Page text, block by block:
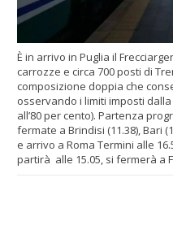
È in arrivo in Puglia il
carrozze e circa 700 posti di
composizione doppia che
osservando i limiti imposti
all’80 per cento). Partenza
fermate a Brindisi (11.38), Bari
e arrivo a Roma Termini alle
partirà alle 15.05, si fermerà a